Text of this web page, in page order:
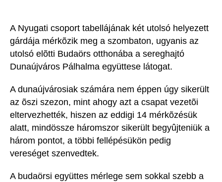
A Nyugati csoport tabellájának két utolsó helyezett
gárdája mérkõzik meg a szombaton, ugyanis az
utolsó elõtti Budaörs otthonába a sereghajtó
Dunaújváros Pálhalma együttese látogat.
A dunaújvárosiak számára nem éppen úgy sikerült
az õszi szezon, mint ahogy azt a csapat vezetõi
eltervezhették, hiszen az eddigi 14 mérkõzésük
alatt, mindössze háromszor sikerült begyûjteniük a
három pontot, a többi fellépésükön pedig
vereséget szenvedtek.
A budaörsi együttes mérlege sem sokkal szebb a